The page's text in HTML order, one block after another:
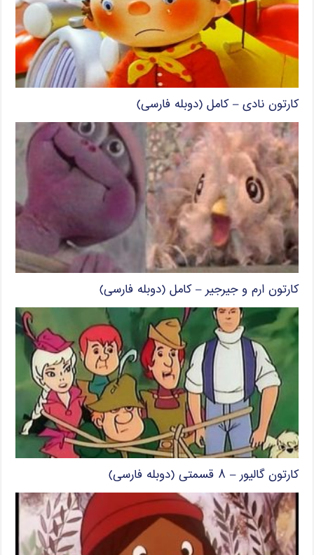
کارتون نادی – کامل (دوبله فارسی)
کارتون ارم و جیرجیر – کامل (دوبله فارسی)
کارتون گالیور – ۸ قسمتی (دوبله فارسی)